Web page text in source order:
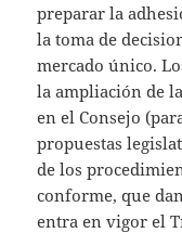
preparar la
la toma de
mercado único.
la ampliación de
en el Consejo
propuestas
de los
conforme, que
entra en vigor el